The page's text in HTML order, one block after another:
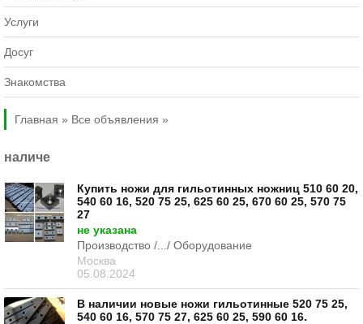
Услуги
Досуг
Знакомства
Главная » Все объявления »
наличе
Купить ножи для гильотинных ножниц 510 60 20,
540 60 16, 520 75 25, 625 60 25, 670 60 25, 570 75
27
не указана
Производство /.../ Оборудование
Москва
05.08.2024
В наличии новые ножи гильотинные 520 75 25,
540 60 16, 570 75 27, 625 60 25, 590 60 16.